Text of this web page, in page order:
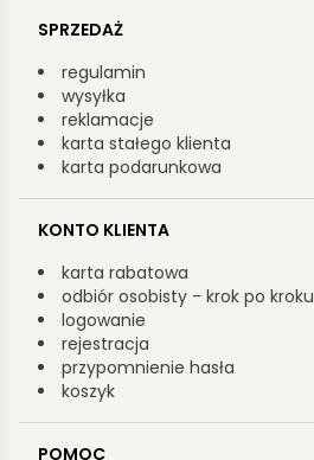
SPRZEDAŻ
regulamin
wysyłka
reklamacje
karta stałego klienta
karta podarunkowa
KONTO KLIENTA
karta rabatowa
odbiór osobisty - krok po kroku
logowanie
rejestracja
przypomnienie hasła
koszyk
POMOC